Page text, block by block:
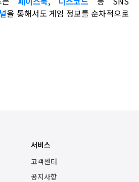
을 통해서도 게임 정보를 순차적으로
서비스
고객센터
공지사항